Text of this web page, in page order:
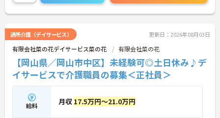
通所介護（デイサービス） 更新日：2026年08月03日
有限会社菜の花デイサービス菜の花 有限会社菜の花
【岡山県／岡山市中区】未経験可◎土日休み♪デ
イサービスで介護職員の募集＜正社員＞
給料 月収 17.5万円～21.0万円